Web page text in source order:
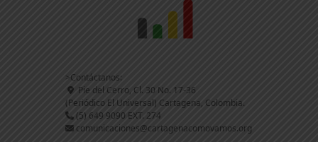
>Contáctanos:
Pie del Cerro, Cl. 30 No. 17-36
(Periódico El Universal) Cartagena, Colombia.
(5) 649 9090 EXT. 274
comunicaciones@cartagenacomovamos.org